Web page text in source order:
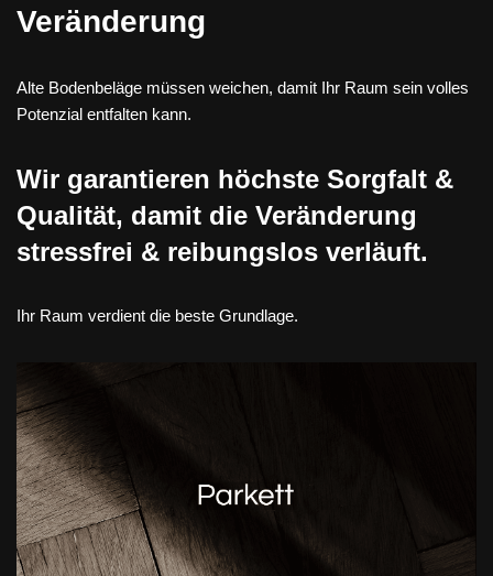
Veränderung
Alte Bodenbeläge müssen weichen, damit Ihr Raum sein volles
Potenzial entfalten kann.
Wir garantieren höchste Sorgfalt &
Qualität, damit die Veränderung
stressfrei & reibungslos verläuft.
Ihr Raum verdient die beste Grundlage.